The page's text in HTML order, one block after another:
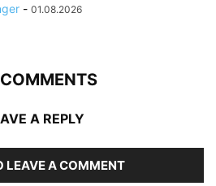
- 01.08.2026
A REPLY
LEAVE A COMMENT